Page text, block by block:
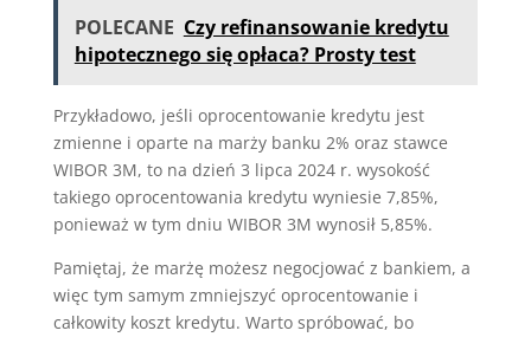
POLECANE Czy refinansowanie kredytu
hipotecznego się opłaca? Prosty test
Przykładowo, jeśli oprocentowanie kredytu jest
zmienne i oparte na marży banku 2% oraz stawce
WIBOR 3M, to na dzień 3 lipca 2024 r. wysokość
takiego oprocentowania kredytu wyniesie 7,85%,
ponieważ w tym dniu WIBOR 3M wynosił 5,85%.
Pamiętaj, że marżę możesz negocjować z bankiem, a
więc tym samym zmniejszyć oprocentowanie i
całkowity koszt kredytu. Warto spróbować, bo